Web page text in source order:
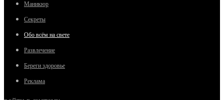
Маникюр
Секреты
Обо всём на свете
Развлечение
Береги здоровье
Реклама